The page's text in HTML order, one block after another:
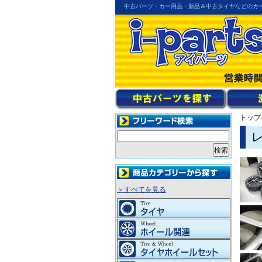
中古パーツ・カー用品・新品＆中古タイヤなどの
トッ
＞すべてを見る